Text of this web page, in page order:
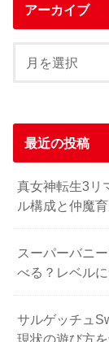
アーカイブ
最近の投稿
真女神転生3リ
ル構成と仲魔
スーパーバニ
べる？レベル
サルゲッチュ
現状の遊び方